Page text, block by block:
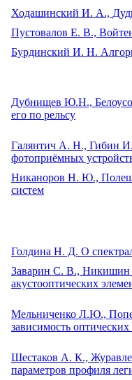
Ходашинский И. А.,
Пустовалов Е. В.,
Бурдинский И. Н.
Дубнищев Ю.Н.,
его по рельсу
Галянтич А. Н., Гибин
фотоприёмных
Никаноров Н. Ю.,
систем
Голдина Н. Д. О
Заварин С. В., Никишин
акустооптических
Мельниченко Л.Ю.,
зависимость
Шестаков А. К.,
параметров профиля